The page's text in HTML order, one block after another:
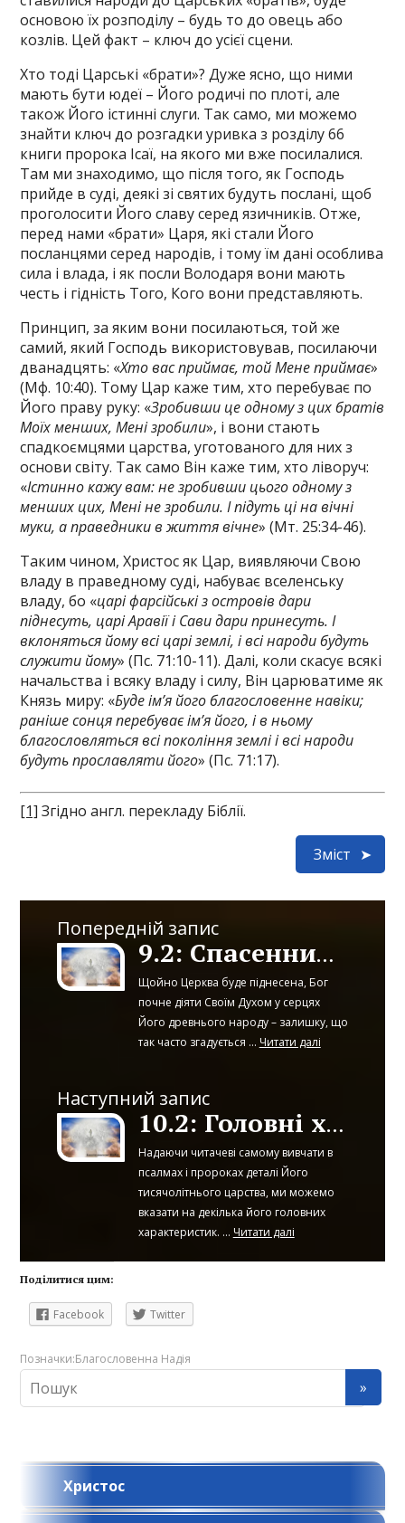
основою їх розподілу – будь то до овець або
козлів. Цей факт – ключ до усієї сцени.
Хто тоді Царські «брати»? Дуже ясно, що ними
мають бути юдеї – Його родичі по плоті, але
також Його істинні слуги. Так само, ми можемо
знайти ключ до розгадки уривка з розділу 66
книги пророка Ісаї, на якого ми вже посилалися.
Там ми знаходимо, що після того, як Господь
прийде в суді, деякі зі святих будуть послані, щоб
проголосити Його славу серед язичників. Отже,
перед нами «брати» Царя, які стали Його
посланцями серед народів, і тому їм дані особлива
сила і влада, і як посли Володаря вони мають
честь і гідність Того, Кого вони представляють.
Принцип, за яким вони посилаються, той же
самий, який Господь використовував, посилаючи
дванадцять: «Хто вас приймає, той Мене приймає»
(Мф. 10:40). Тому Цар каже тим, хто перебуває по
Його праву руку: «Зробивши це одному з цих братів
Моїх менших, Мені зробили», і вони стають
спадкоємцями царства, уготованого для них з
основи світу. Так само Він каже тим, хто ліворуч:
«Істинно кажу вам: не зробивши цього одному з
менших цих, Мені не зробили. І підуть ці на вічні
муки, а праведники в життя вічне» (Мт. 25:34-46).
Таким чином, Христос як Цар, виявляючи Свою
владу в праведному суді, набуває вселенську
владу, бо «царі фарсійські з островів дари
піднесуть, царі Аравії і Сави дари принесуть. І
вклоняться йому всі царі землі, і всі народи будуть
служити йому» (Пс. 71:10-11). Далі, коли скасує всякі
начальства і всяку владу і силу, Він царюватиме як
Князь миру: «Буде ім’я його благословенне навіки;
раніше сонця перебуває ім’я його, і в ньому
благословляться всі покоління землі і всі народи
будуть прославляти його» (Пс. 71:17).
[1] Згідно англ. перекладу Біблії.
Зміст
Попередній запис
9.2: Спасенний залишок
Щойно Церква буде піднесена, Бог
почне діяти Своїм Духом у серцях
Його древнього народу – залишку, що
так часто згадується ... Читати далі
Наступний запис
10.2: Головні характеристики Христового Царства
Надаючи читачеві самому вивчати в
псалмах і пророках деталі Його
тисячолітнього царства, ми можемо
вказати на декілька його головних
характеристик. ... Читати далі
Поділитися цим:
Facebook Twitter
Позначки:Благословенна Надія
Христос